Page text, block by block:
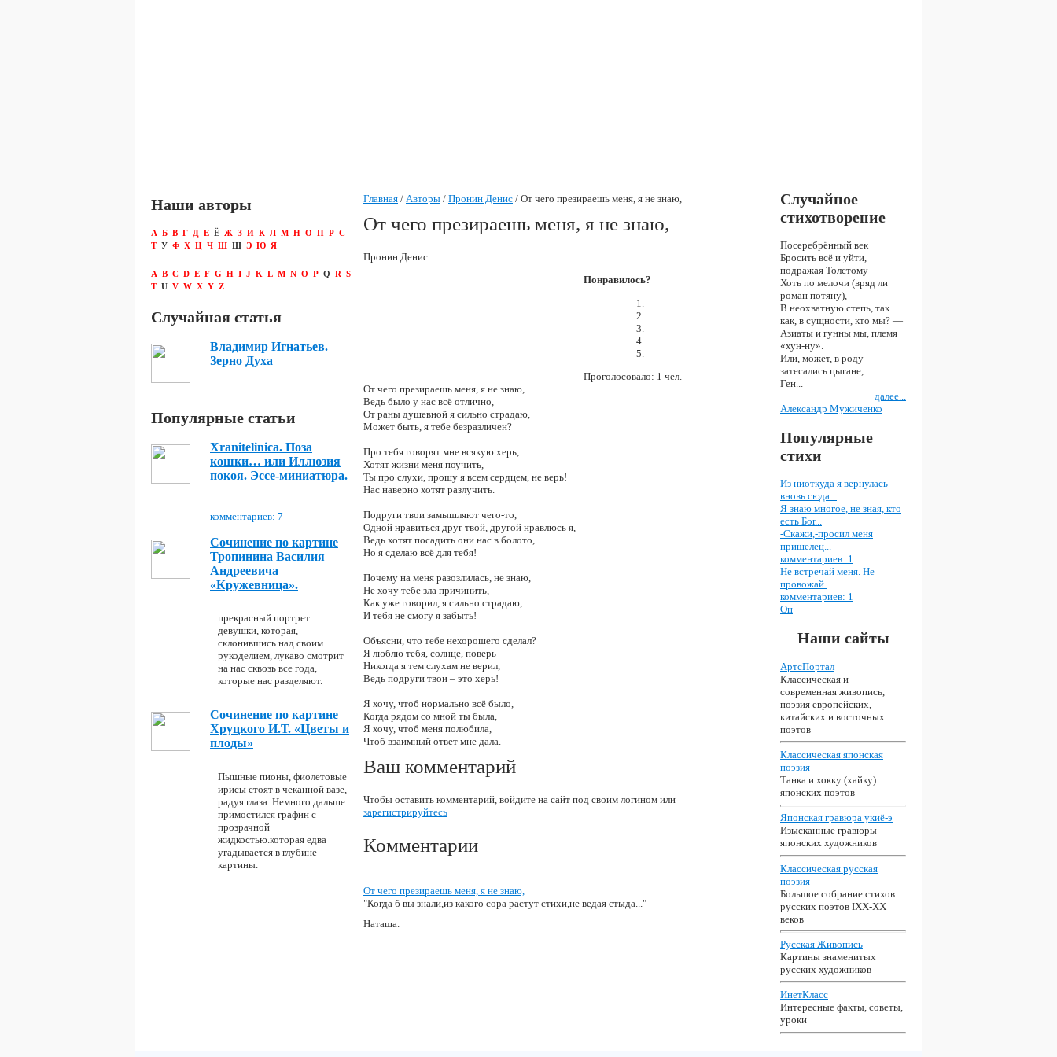
Главная / Авторы / Пронин Денис / От чего презираешь меня, я не знаю,
От чего презираешь меня, я не знаю,
Пронин Денис.
Понравилось?
Проголосовало: 1 чел.
От чего презираешь меня, я не знаю,
Ведь было у нас всё отлично,
От раны душевной я сильно страдаю,
Может быть, я тебе безразличен?
Про тебя говорят мне всякую херь,
Хотят жизни меня поучить,
Ты про слухи, прошу я всем сердцем, не верь!
Нас наверно хотят разлучить.
Подруги твои замышляют чего-то,
Одной нравиться друг твой, другой нравлюсь я,
Ведь хотят посадить они нас в болото,
Но я сделаю всё для тебя!
Почему на меня разозлилась, не знаю,
Не хочу тебе зла причинить,
Как уже говорил, я сильно страдаю,
И тебя не смогу я забыть!
Объясни, что тебе нехорошего сделал?
Я люблю тебя, солнце, поверь
Никогда я тем слухам не верил,
Ведь подруги твои – это херь!
Я хочу, чтоб нормально всё было,
Когда рядом со мной ты была,
Я хочу, чтоб меня полюбила,
Чтоб взаимный ответ мне дала.
Ваш комментарий
Чтобы оставить комментарий, войдите на сайт под своим логином или
зарегистрируйтесь
Комментарии
От чего презираешь меня, я не знаю,
"Когда б вы знали,из какого сора растут стихи,не ведая стыда..."
Наташа.
Наши авторы
А Б В Г Д Е Ё Ж З И К Л М Н О П Р С
Т У Ф Х Ц Ч Ш Щ Э Ю Я
A B C D E F G H I J K L M N O P Q R S
T U V W X Y Z
Случайная статья
Владимир Игнатьев.
Зерно Духа
Популярные статьи
Xranitelinica. Поза
кошки… или Иллюзия
покоя. Эссе-миниатюра.
комментариев: 7
Сочинение по картине
Тропинина Василия
Андреевича
«Кружевница».
прекрасный портрет
девушки, которая,
склонившись над своим
рукоделием, лукаво смотрит
на нас сквозь все года,
которые нас разделяют.
Сочинение по картине
Хруцкого И.Т. «Цветы и
плоды»
Пышные пионы, фиолетовые
ирисы стоят в чеканной вазе,
радуя глаза. Немного дальше
примостился графин с
прозрачной
жидкостью.которая едва
угадывается в глубине
картины.
Случайное
стихотворение
Посеребрённый век
Бросить всё и уйти,
подражая Толстому
Хоть по мелочи (вряд ли
роман потяну),
В неохватную степь, так
как, в сущности, кто мы? —
Азиаты и гунны мы, племя
«хун-ну».
Или, может, в роду
затесались цыгане,
Ген...
далее...
Александр Мужиченко
Популярные
стихи
Из ниоткуда я вернулась
вновь сюда...
Я знаю многое, не зная, кто
есть Бог...
-Скажи,-просил меня
пришелец...
комментариев: 1
Не встречай меня. Не
провожай.
комментариев: 1
Он
Наши сайты
АртсПортал
Классическая и
современная живопись,
поэзия европейских,
китайских и восточных
поэтов
Классическая японская
поэзия
Танка и хокку (хайку)
японских поэтов
Японская гравюра укиё-э
Изысканные гравюры
японских художников
Классическая русская
поэзия
Большое собрание стихов
русских поэтов IXX-XX
веков
Русская Живопись
Картины знаменитых
русских художников
ИнетКласс
Интересные факты, советы,
уроки